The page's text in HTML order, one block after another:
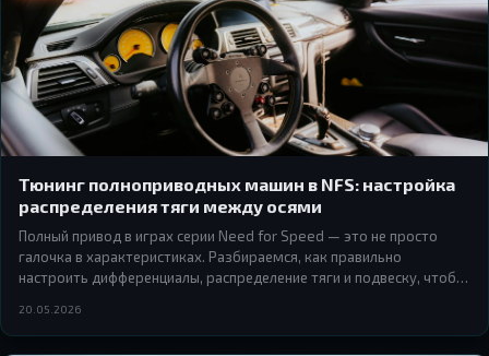
Тюнинг полноприводных машин в NFS: настройка
распределения тяги между осями
Полный привод в играх серии Need for Speed — это не просто
галочка в характеристиках. Разбираемся, как правильно
настроить дифференциалы, распределение тяги и подвеску, чтобы
физика.
20.05.2026